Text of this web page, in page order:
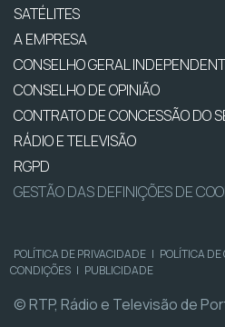
SATÉLITES
A EMPRESA
CONSELHO GERAL
CONSELHO DE OPINIÃO
CONTRATO DE CONCESSÃO DO
RÁDIO E TELEVISÃO
RGPD
GESTÃO DAS DEFINIÇÕES DE
POLÍTICA DE PRIVACIDADE | POLÍTICA DE
CONDIÇÕES | PUBLICIDADE
© RTP, Rádio e Televisão de